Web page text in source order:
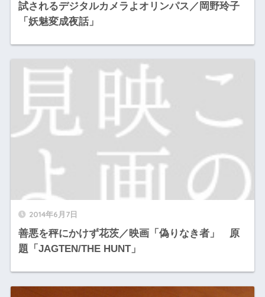
試されるデジタルカメラよオリンパス／岡野玲子
「妖魅変成夜話」
2014年6月7日
善悪を秤にかけず花茨／映画「偽りなき者」 原
題「JAGTEN/THE HUNT」